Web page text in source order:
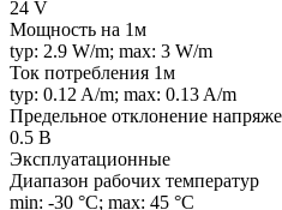
24 V
Мощность на 1м
typ: 2.9 W/m; max: 3 W/m
Ток потребления 1м
typ: 0.12 A/m; max: 0.13 A/m
Предельное отклонение
0.5 В
Эксплуатационные
Диапазон рабочих температур
min: -30 °C; max: 45 °C